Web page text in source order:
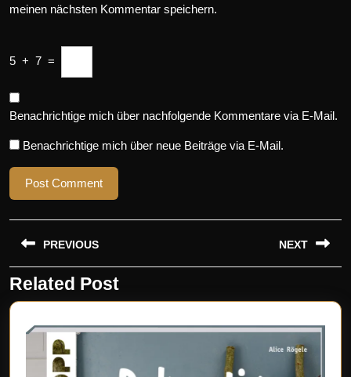
meinen nächsten Kommentar speichern.
5 + 7 =
Benachrichtige mich über nachfolgende Kommentare via E-Mail.
Benachrichtige mich über neue Beiträge via E-Mail.
Beitragsnavigation
PREVIOUS
Previous
post:
NEXT
post:
Related Post